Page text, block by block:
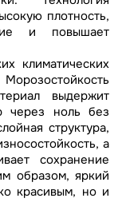
плотность,
и повышает
климатических
выдержит
через ноль без
структура,
а
сохранение
образом, яркий
красивым, но и